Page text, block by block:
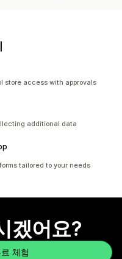
store access with approvals
additional data
tailored to your needs
겠어요?
체험